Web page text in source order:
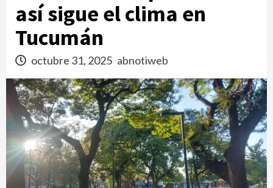
así sigue el clima en
Tucumán
octubre 31, 2025 abnotiweb